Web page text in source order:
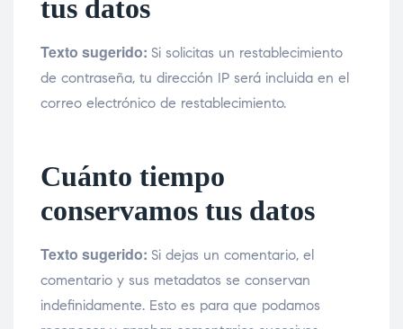
tus datos
Texto sugerido: Si solicitas un restablecimiento
de contraseña, tu dirección IP será incluida en el
correo electrónico de restablecimiento.
Cuánto tiempo
conservamos tus datos
Texto sugerido: Si dejas un comentario, el
comentario y sus metadatos se conservan
indefinidamente. Esto es para que podamos